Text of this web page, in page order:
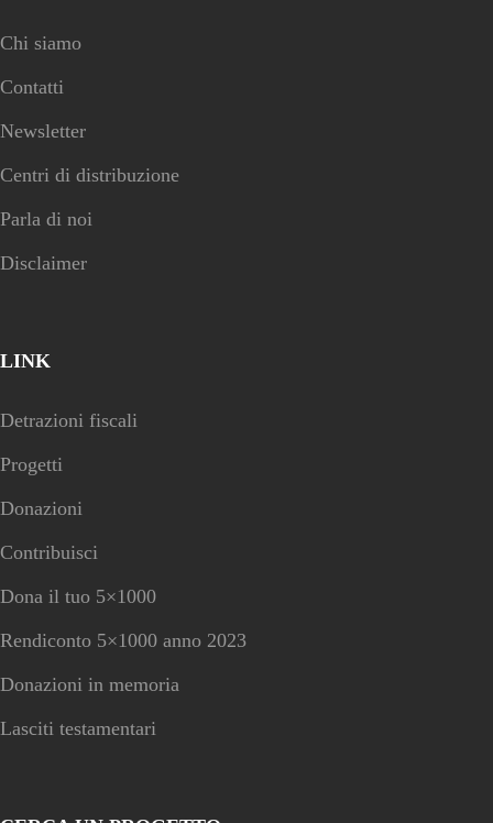
Chi siamo
Contatti
Newsletter
Centri di distribuzione
Parla di noi
Disclaimer
LINK
Detrazioni fiscali
Progetti
Donazioni
Contribuisci
Dona il tuo 5×1000
Rendiconto 5×1000 anno 2023
Donazioni in memoria
Lasciti testamentari